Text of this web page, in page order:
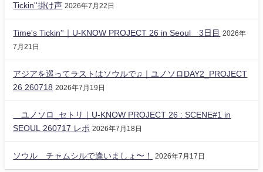
Tickin''掛け声 2026年7月22日
Time's Tickin''｜U-KNOW PROJECT 26 in Seoul 3日目
2026年
7月21日
アジアを巡ってラストはソウルで♫｜ユノソロDAY2_PROJECT
26 260718 2026年7月19日
ユノソロ_セトリ｜U-KNOW PROJECT 26 : SCENE#1 in
SEOUL 260717 レポ 2026年7月18日
ソウル チャムシルで逢いましょ〜！ 2026年7月17日